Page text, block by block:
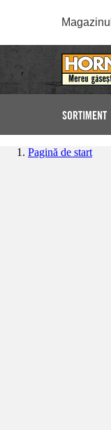
Magazinul
SORTIMENT
Pagină de start